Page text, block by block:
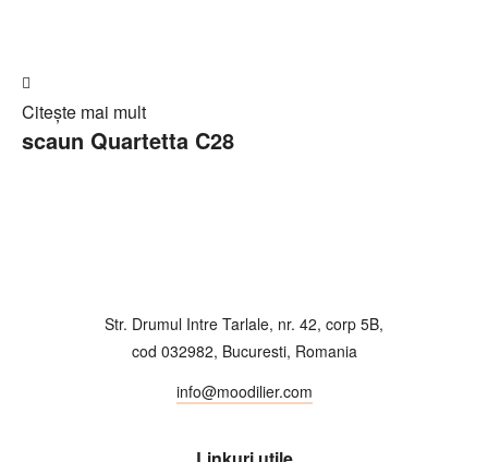
în
Cerere
Citește mai mult
scaun Quartetta C28
Str. Drumul Intre Tarlale, nr. 42, corp 5B,
cod 032982, Bucuresti, Romania
info@moodilier.com